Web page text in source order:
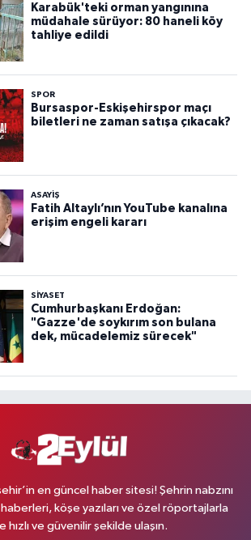
Karabük'teki orman yangınına
müdahale sürüyor: 80 haneli köy
tahliye edildi
SPOR
Bursaspor-Eskişehirspor maçı
biletleri ne zaman satışa çıkacak?
ASAYİŞ
Fatih Altaylı’nın YouTube kanalına
erişim engeli kararı
SİYASET
Cumhurbaşkanı Erdoğan:
"Gazze'de soykırım son bulana
dek, mücadelemiz sürecek"
en güncel haber sitesi! Şehrin nabzını
köşe yazıları ve özel röportajlarla
hızlı ve güvenilir şekilde ulaşın.